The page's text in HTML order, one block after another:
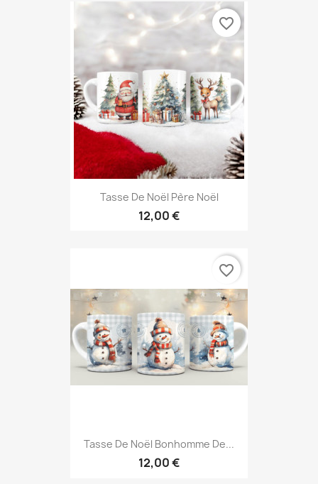
Tasse De Noël Père Noël
12,00 €
favorite_border
Tasse De Noël Bonhomme De...
12,00 €
favorite_border